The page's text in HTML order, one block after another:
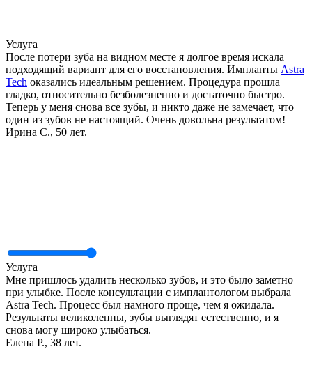
Услуга
После потери зуба на видном месте я долгое время искала
подходящий вариант для его восстановления. Импланты Astra
Tech оказались идеальным решением. Процедура прошла
гладко, относительно безболезненно и достаточно быстро.
Теперь у меня снова все зубы, и никто даже не замечает, что
один из зубов не настоящий. Очень довольна результатом!
Ирина С., 50 лет.
Услуга
Мне пришлось удалить несколько зубов, и это было заметно
при улыбке. После консультации с имплантологом выбрала
Astra Tech. Процесс был намного проще, чем я ожидала.
Результаты великолепны, зубы выглядят естественно, и я
снова могу широко улыбаться.
Елена Р., 38 лет.